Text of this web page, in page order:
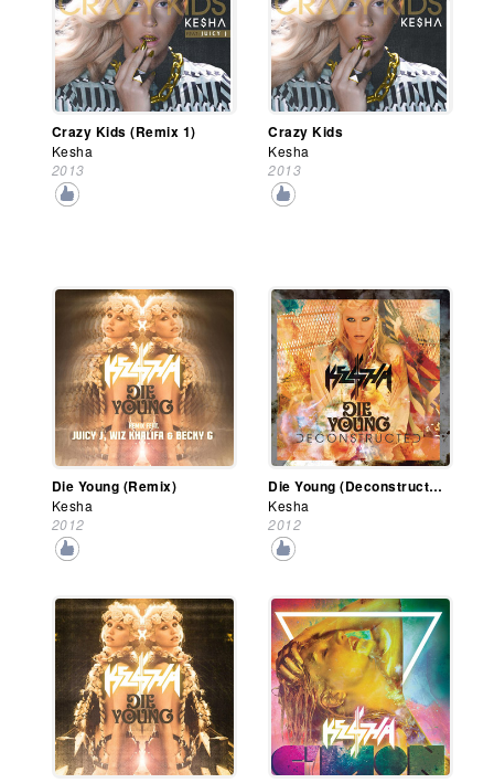
Crazy Kids (Remix 1)
Kesha
2013
Crazy Kids
Kesha
2013
Die Young (Remix)
Kesha
2012
Die Young (Deconstructed Mix)
Kesha
2012